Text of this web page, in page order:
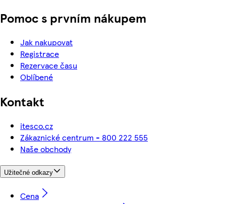
Pomoc s prvním nákupem
Jak nakupovat
Registrace
Rezervace času
Oblíbené
Kontakt
itesco.cz
Zákaznické centrum - 800 222 555
Naše obchody
Užitečné odkazy
Cena